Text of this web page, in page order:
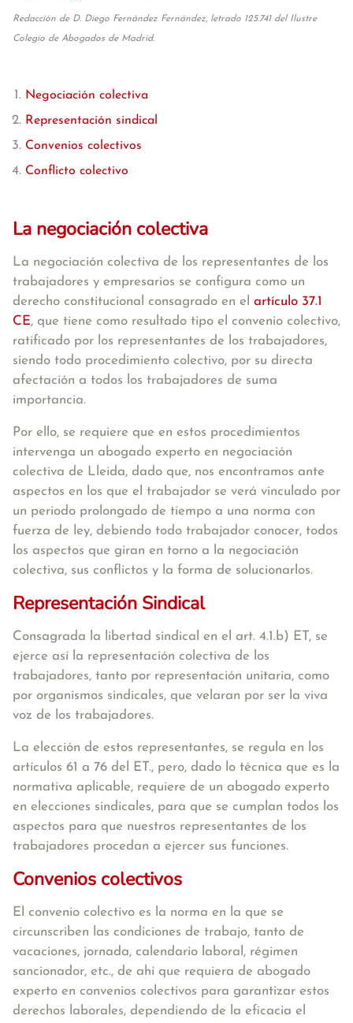
Redacción de D. Diego Fernández Fernández, letrado 125.741 del Ilustre
Colegio de Abogados de Madrid.
Negociación colectiva
Representación sindical
Convenios colectivos
Conflicto colectivo
La negociación colectiva
La negociación colectiva de los representantes de los
trabajadores y empresarios se configura como un
derecho constitucional consagrado en el artículo 37.1
CE, que tiene como resultado tipo el convenio colectivo,
ratificado por los representantes de los trabajadores,
siendo todo procedimiento colectivo, por su directa
afectación a todos los trabajadores de suma
importancia.
Por ello, se requiere que en estos procedimientos
intervenga un abogado experto en negociación
colectiva de Lleida, dado que, nos encontramos ante
aspectos en los que el trabajador se verá vinculado por
un periodo prolongado de tiempo a una norma con
fuerza de ley, debiendo todo trabajador conocer, todos
los aspectos que giran en torno a la negociación
colectiva, sus conflictos y la forma de solucionarlos.
Representación Sindical
Consagrada la libertad sindical en el art. 4.1.b) ET, se
ejerce así la representación colectiva de los
trabajadores, tanto por representación unitaria, como
por organismos sindicales, que velaran por ser la viva
voz de los trabajadores.
La elección de estos representantes, se regula en los
artículos 61 a 76 del ET., pero, dado lo técnica que es la
normativa aplicable, requiere de un abogado experto
en elecciones sindicales, para que se cumplan todos los
aspectos para que nuestros representantes de los
trabajadores procedan a ejercer sus funciones.
Convenios colectivos
El convenio colectivo es la norma en la que se
circunscriben las condiciones de trabajo, tanto de
vacaciones, jornada, calendario laboral, régimen
sancionador, etc., de ahí que requiera de abogado
experto en convenios colectivos para garantizar estos
derechos laborales, dependiendo de la eficacia el